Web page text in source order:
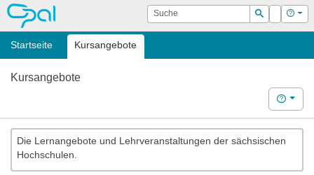
OPAL Suche
Suchen
Login Hilfe
Startseite Kursangebote
Kursangebote
Hilfe
Die Lernangebote und Lehrveranstaltungen der sächsischen
Hochschulen.